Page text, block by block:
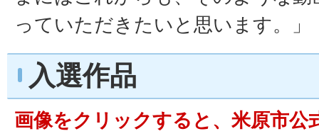
っていただきたいと思います。」
入選作品
画像をクリックすると、米原市公